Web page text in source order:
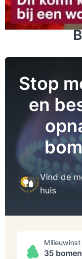
Stop
en
Vind de
huis
35 bomen